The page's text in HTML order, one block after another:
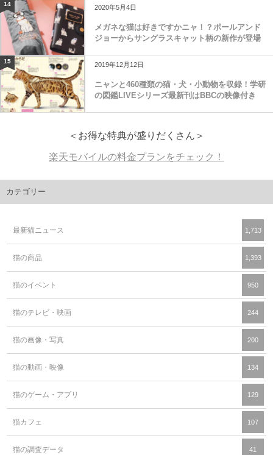
14 2020年5月4日
メガネな猫は好きですかニャ！？ポールアンド
ジョーからサングラスキャット柄の新作が登場
15 2019年12月12日
ニャンと460種類の猫・犬・小動物を収録！学研
の図鑑LIVEシリーズ最新刊はBBCの映像付き
＜お得な特典が盛りだくさん＞
楽天モバイルの料金プランをチェック！
カテゴリー
最新猫ニュース 1,713
猫の商品 1,393
猫のイベント 950
猫のテレビ・映画 244
猫の画像・写真 200
猫の動画・映像 134
猫のゲーム・アプリ 129
猫カフェ 107
猫の調査データ 41